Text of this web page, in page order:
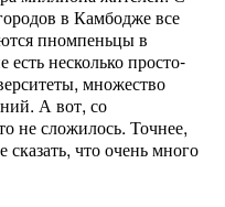
в Камбодже все
пномпеньцы в
несколько просто-
множество
А вот, со
не сложилось. Точнее,
сказать, что очень много